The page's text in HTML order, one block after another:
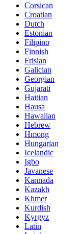
Corsican
Croatian
Dutch
Estonian
Filipino
Finnish
Frisian
Galician
Georgian
Gujarati
Haitian
Hausa
Hawaiian
Hebrew
Hmong
Hungarian
Icelandic
Igbo
Javanese
Kannada
Kazakh
Khmer
Kurdish
Kyrgyz
Latin